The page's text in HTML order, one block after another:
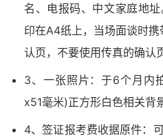
名、电报码、中文家庭地
印在A4纸上，当场面谈时
认页，不要使用传真的确认
3、一张照片：于6个月内
x51毫米)正方形白色相关背
4、签证报考费收据原件：